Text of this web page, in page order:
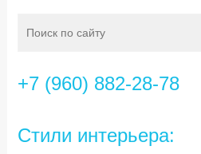
+7 (960) 882-28-78
Стили интерьера: